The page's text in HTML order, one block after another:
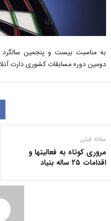
به مناسبت بیست و پنجمین
دومین دوره مسابقات کشوری دارت
مقاله قبلی
مروری کوتاه به فعالیتها و
اقدامات ٢۵ ساله بنیاد